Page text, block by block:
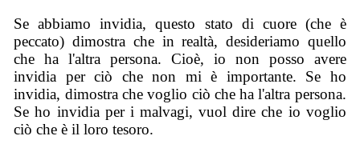
Se abbiamo invidia, questo stato di cuore (che è
peccato) dimostra che in realtà, desideriamo quello
che ha l'altra persona. Cioè, io non posso avere
invidia per ciò che non mi è importante. Se ho
invidia, dimostra che voglio ciò che ha l'altra persona.
Se ho invidia per i malvagi, vuol dire che io voglio
ciò che è il loro tesoro.